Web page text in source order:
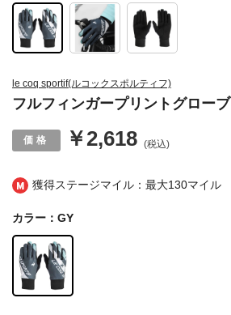
獲得ステージマイル：最大130マイル
le coq sportif(ルコックスポルティフ)
フルフィンガープリントグローブ
￥2,618 (税込)
カラー：GY